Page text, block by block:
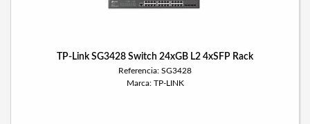
TP-Link SG3428 Switch 24xGB L2 4xSFP Rack
Referencia: SG3428
Marca: TP-LINK